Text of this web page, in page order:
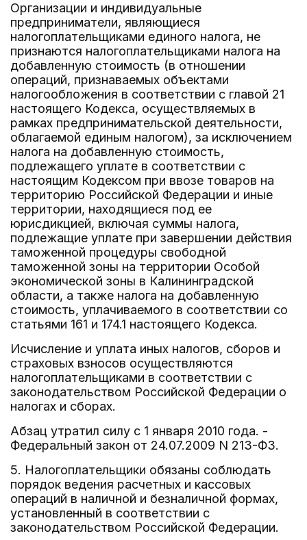
Организации и индивидуальные
предприниматели, являющиеся
налогоплательщиками единого налога, не
признаются налогоплательщиками налога на
добавленную стоимость (в отношении
операций, признаваемых объектами
налогообложения в соответствии с главой 21
настоящего Кодекса, осуществляемых в
рамках предпринимательской деятельности,
облагаемой единым налогом), за исключением
налога на добавленную стоимость,
подлежащего уплате в соответствии с
настоящим Кодексом при ввозе товаров на
территорию Российской Федерации и иные
территории, находящиеся под ее
юрисдикцией, включая суммы налога,
подлежащие уплате при завершении действия
таможенной процедуры свободной
таможенной зоны на территории Особой
экономической зоны в Калининградской
области, а также налога на добавленную
стоимость, уплачиваемого в соответствии со
статьями 161 и 174.1 настоящего Кодекса.
Исчисление и уплата иных налогов, сборов и
страховых взносов осуществляются
налогоплательщиками в соответствии с
законодательством Российской Федерации о
налогах и сборах.
Абзац утратил силу с 1 января 2010 года. -
Федеральный закон от 24.07.2009 N 213-ФЗ.
5. Налогоплательщики обязаны соблюдать
порядок ведения расчетных и кассовых
операций в наличной и безналичной формах,
установленный в соответствии с
законодательством Российской Федерации.